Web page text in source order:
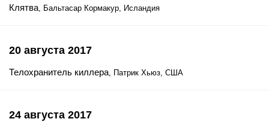
Клятва, Бальтасар Кормакур, Исландия
20 августа 2017
Телохранитель киллера, Патрик Хьюз, США
24 августа 2017